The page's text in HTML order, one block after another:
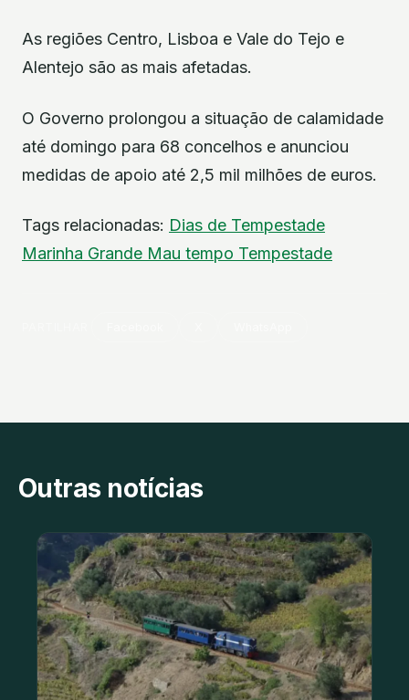
As regiões Centro, Lisboa e Vale do Tejo e
Alentejo são as mais afetadas.
O Governo prolongou a situação de calamidade
até domingo para 68 concelhos e anunciou
medidas de apoio até 2,5 mil milhões de euros.
Tags relacionadas: Dias de Tempestade
Marinha Grande Mau tempo Tempestade
Outras notícias